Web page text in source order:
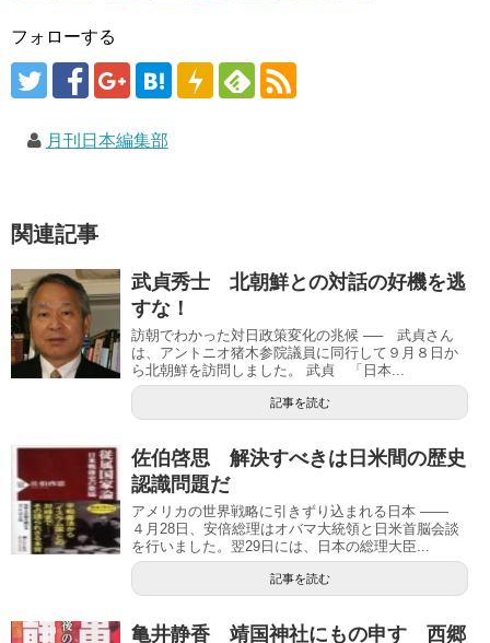
フォローする
月刊日本編集部
関連記事
武貞秀士 北朝鮮との対話の好機を逃
すな！
訪朝でわかった対日政策変化の兆候 ── 武貞さん
は、アントニオ猪木参院議員に同行して９月８日か
ら北朝鮮を訪問しました。 武貞 「日本...
記事を読む
佐伯啓思 解決すべきは日米間の歴史
認識問題だ
アメリカの世界戦略に引きずり込まれる日本 ――
４月28日、安倍総理はオバマ大統領と日米首脳会談
を行いました。翌29日には、日本の総理大臣...
記事を読む
亀井静香 靖国神社にもの申す 西郷